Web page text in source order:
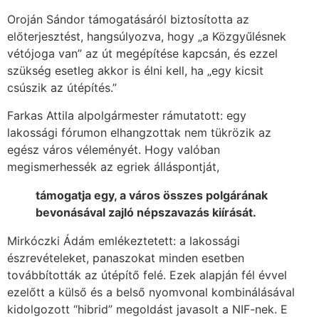
Oroján Sándor támogatásáról biztosította az
előterjesztést, hangsúlyozva, hogy „a Közgyűlésnek
vétójoga van” az út megépítése kapcsán, és ezzel
szükség esetleg akkor is élni kell, ha „egy kicsit
csúszik az útépítés.”
Farkas Attila alpolgármester rámutatott: egy
lakossági fórumon elhangzottak nem tükrözik az
egész város véleményét. Hogy valóban
megismerhessék az egriek álláspontját,
támogatja egy, a város összes polgárának
bevonásával zajló népszavazás kiírását.
Mirkóczki Ádám emlékeztetett: a lakossági
észrevételeket, panaszokat minden esetben
továbbították az útépítő felé. Ezek alapján fél évvel
ezelőtt a külső és a belső nyomvonal kombinálásával
kidolgozott “hibrid” megoldást javasolt a NIF-nek. E